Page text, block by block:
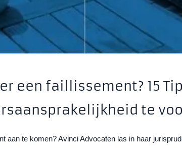
een faillissement? 15
te
aan te komen? Avinci Advocaten las in haar